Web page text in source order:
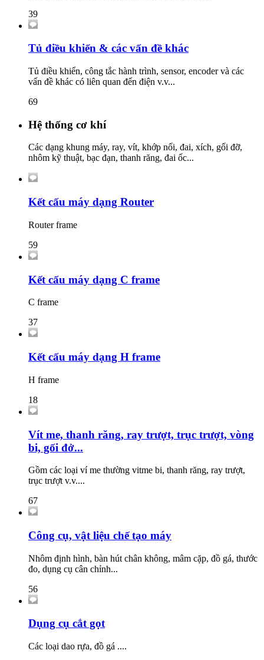
39
Tủ điều khiển & các vấn đề khác
Tủ điều khiển, công tắc hành trình, sensor, encoder và các
vấn đề khác có liên quan đến điện v.v...
69
Hệ thống cơ khí
Các dạng khung máy, ray, vít, khớp nối, đai, xích, gối đỡ,
nhôm kỹ thuật, bạc đạn, thanh răng, đai ốc...
Kết cấu máy dạng Router
Router frame
59
Kết cấu máy dạng C frame
C frame
37
Kết cấu máy dạng H frame
H frame
18
Vít me, thanh răng, ray trượt, trục trượt, vòng
bi, gối đở...
Gồm các loại ví me thường vitme bi, thanh răng, ray trượt,
trục trượt v.v....
67
Công cụ, vật liệu chế tạo máy
Nhôm định hình, bàn hút chân không, mâm cặp, đồ gá, thước
đo, dụng cụ cân chỉnh...
56
Dụng cụ cắt gọt
Các loại dao rựa, đồ gá ....